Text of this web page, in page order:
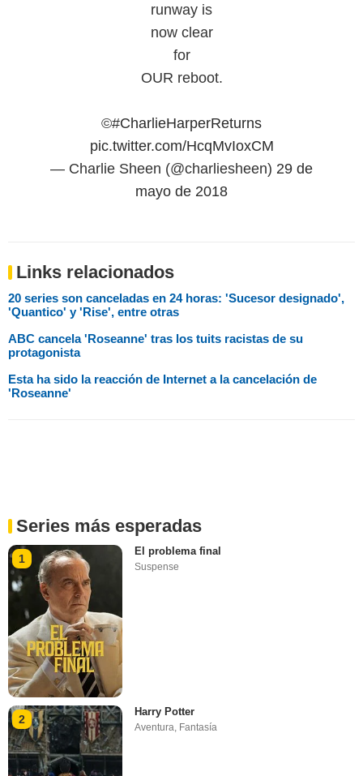
runway is
now clear
for
OUR reboot.
©#CharlieHarperReturns
pic.twitter.com/HcqMvIoxCM
— Charlie Sheen (@charliesheen) 29 de
mayo de 2018
Links relacionados
20 series son canceladas en 24 horas: 'Sucesor designado',
'Quantico' y 'Rise', entre otras
ABC cancela 'Roseanne' tras los tuits racistas de su
protagonista
Esta ha sido la reacción de Internet a la cancelación de
'Roseanne'
Series más esperadas
1
El problema final
Suspense
2
Harry Potter
Aventura, Fantasía